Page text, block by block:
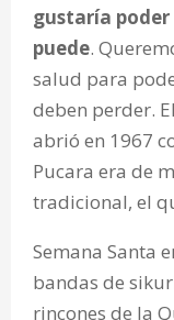
gustaría
puede.
salud para
deben perder.
abrió en 1967
Pucara era de
tradicional, el
Semana Santa
bandas de
rincones de la